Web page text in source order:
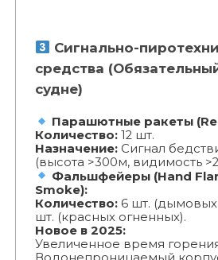
Сигнально-
средства
судне)
Парашютные ракеты
Количество:12 шт.
Назначение:Сигнал
(высота >300м, видимость
Фальшфейеры (Hand
Smoke):
Количество:6 шт.
шт. (красных огненных).
Новое в 2025:
Увеличенное время